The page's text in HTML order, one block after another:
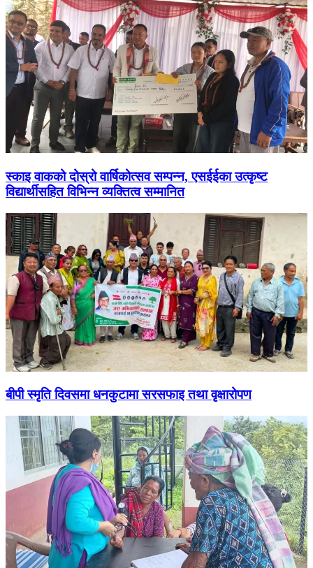
स्काइ वाकको दोस्रो वार्षिकोत्सव सम्पन्न, एसईईका उत्कृष्ट
विद्यार्थीसहित विभिन्न व्यक्तित्व सम्मानित
बीपी स्मृति दिवसमा धनकुटामा सरसफाइ तथा वृक्षारोपण